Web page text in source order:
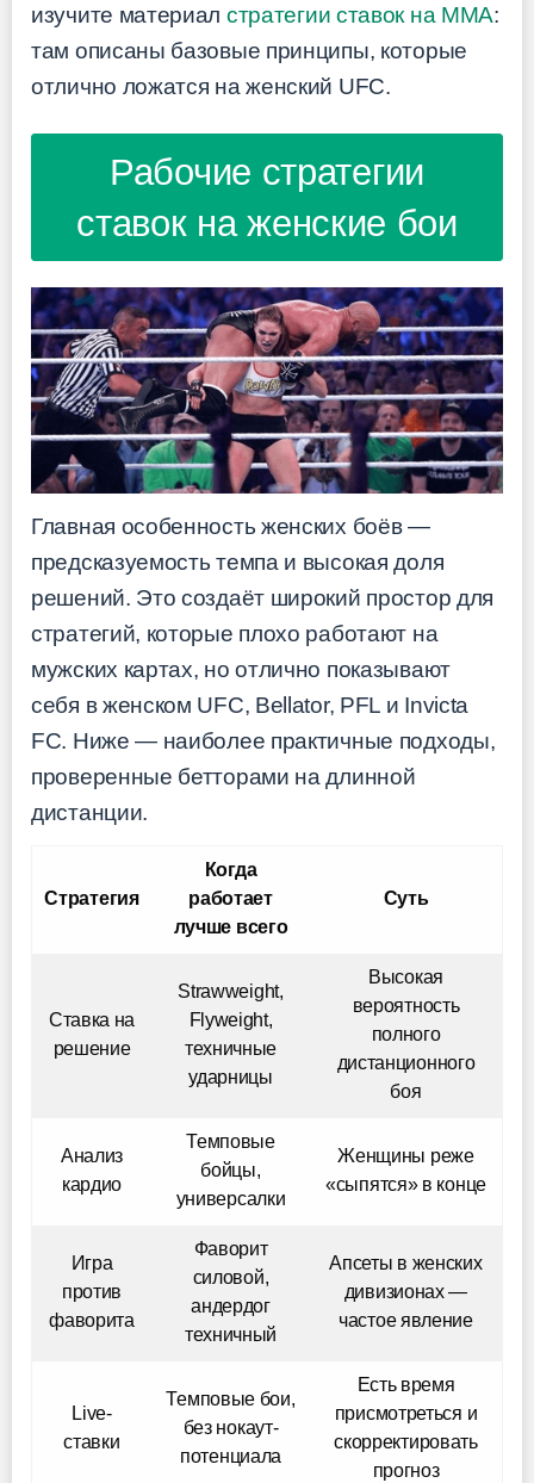
изучите материал стратегии ставок на ММА:
там описаны базовые принципы, которые
отлично ложатся на женский UFC.
Рабочие стратегии
ставок на женские бои
Главная особенность женских боёв —
предсказуемость темпа и высокая доля
решений. Это создаёт широкий простор для
стратегий, которые плохо работают на
мужских картах, но отлично показывают
себя в женском UFC, Bellator, PFL и Invicta
FC. Ниже — наиболее практичные подходы,
проверенные бетторами на длинной
дистанции.
Стратегия
Когда
работает
лучше всего
Суть
Ставка на
решение
Strawweight,
Flyweight,
техничные
ударницы
Высокая
вероятность
полного
дистанционного
боя
Анализ
кардио
Темповые
бойцы,
универсалки
Женщины реже
«сыпятся» в конце
Игра
против
фаворита
Фаворит
силовой,
андердог
техничный
Апсеты в женских
дивизионах —
частое явление
Live-
ставки
Темповые бои,
без нокаут-
потенциала
Есть время
присмотреться и
скорректировать
прогноз